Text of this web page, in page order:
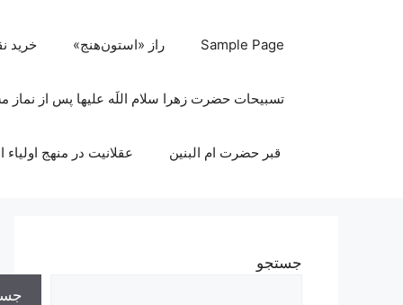
Sample Page راز «استون‌هنج» خرید
تسبیحات حضرت زهرا سلام اللَه علیها پس از
قبر حضرت ام البنین عقلانیت در منهج اولیاء
جستجو